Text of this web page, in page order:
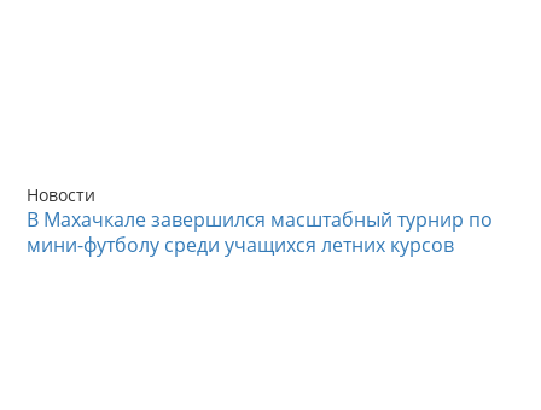
Новости
В Махачкале завершился масштабный турнир по
мини-футболу среди учащихся летних курсов